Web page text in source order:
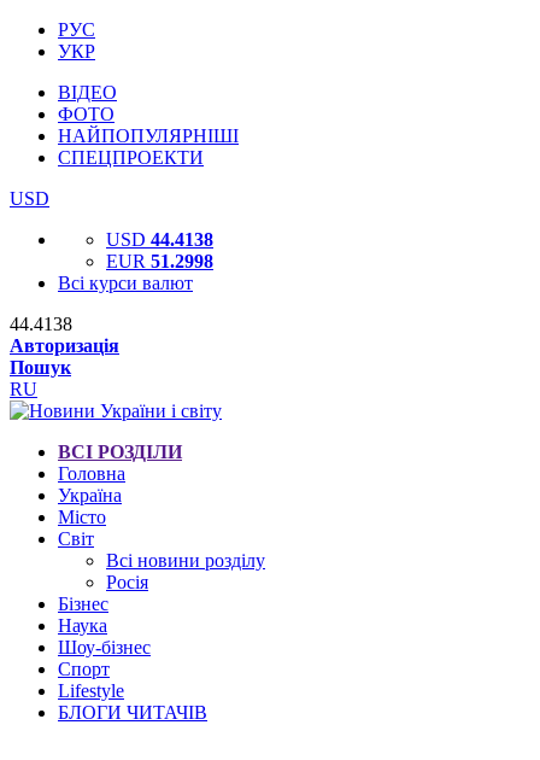
РУС
УКР
ВІДЕО
ФОТО
НАЙПОПУЛЯРНІШІ
СПЕЦПРОЕКТИ
USD
USD 44.4138
EUR 51.2998
Всі курси валют
44.4138
Авторизація
Пошук
RU
ВСІ РОЗДІЛИ
Головна
Україна
Місто
Світ
Всі новини розділу
Росія
Бізнес
Наука
Шоу-бізнес
Спорт
Lifestyle
БЛОГИ ЧИТАЧІВ